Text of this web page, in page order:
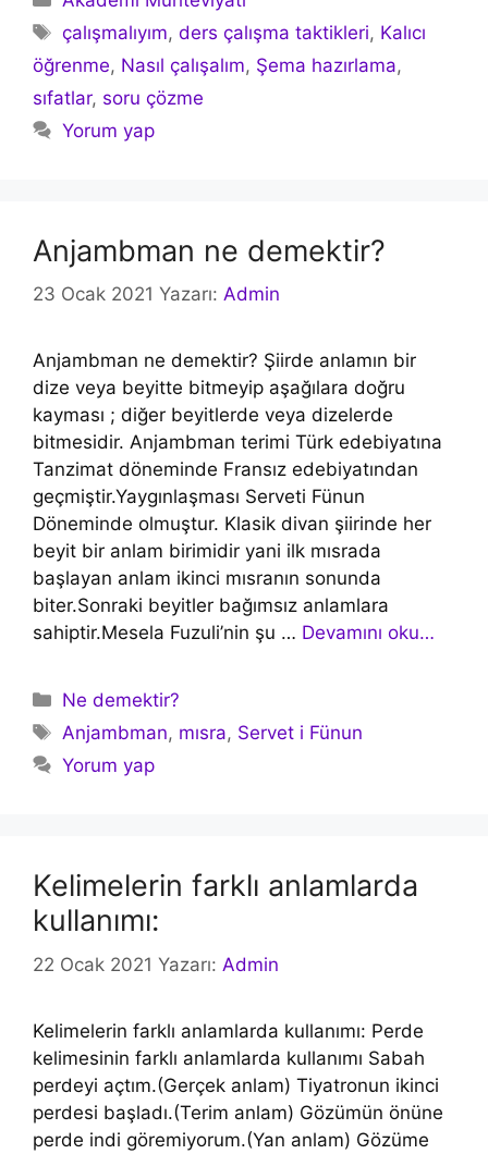
Etiketler
çalışmalıyım,ders çalışma taktikleri, Kalıcı
öğrenme, Nasıl çalışalım, Şema hazırlama,
sıfatlar, soru çözme
Yorum yap
Anjambman ne demektir?
23 Ocak 2021 Yazarı: Admin
Anjambman ne demektir? Şiirde anlamın bir
dize veya beyitte bitmeyip aşağılara doğru
kayması ; diğer beyitlerde veya dizelerde
bitmesidir. Anjambman terimi Türk edebiyatına
Tanzimat döneminde Fransız edebiyatından
geçmiştir.Yaygınlaşması Serveti Fünun
Döneminde olmuştur. Klasik divan şiirinde her
beyit bir anlam birimidir yani ilk mısrada
başlayan anlam ikinci mısranın sonunda
biter.Sonraki beyitler bağımsız anlamlara
sahiptir.Mesela Fuzuli’nin şu … Devamını oku…
Kategoriler
Ne demektir?
Etiketler
Anjambman, mısra, Servet i Fünun
Yorum yap
Kelimelerin farklı anlamlarda
kullanımı:
22 Ocak 2021 Yazarı: Admin
Kelimelerin farklı anlamlarda kullanımı: Perde
kelimesinin farklı anlamlarda kullanımı Sabah
perdeyi açtım.(Gerçek anlam) Tiyatronun ikinci
perdesi başladı.(Terim anlam) Gözümün önüne
perde indi göremiyorum.(Yan anlam) Gözüme